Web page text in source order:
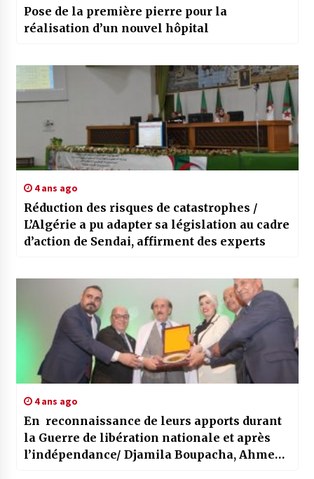
Pose de la première pierre pour la
réalisation d’un nouvel hôpital
4 ans ago
Réduction des risques de catastrophes /
L’Algérie a pu adapter sa législation au cadre
d’action de Sendai, affirment des experts
4 ans ago
En reconnaissance de leurs apports durant
la Guerre de libération nationale et après
l’indépendance/ Djamila Boupacha, Ahmed